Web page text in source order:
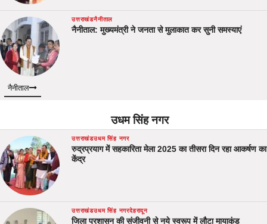
उत्तराखंडनैनीताल
नैनीताल: मुख्यमंत्री ने जनता से मुलाकात कर सुनी समस्याएं
नैनीताल
उधम सिंह नगर
उत्तराखंडउधम सिंह नगर
रुद्रप्रयाग में सहकारिता मेला 2025 का तीसरा दिन रहा आकर्षण का
केंद्र
उत्तराखंडउधम सिंह नगरदेहरादून
जिला प्रशासन की संजीवनी से नये स्वरूप में लौटा मायाकुंड